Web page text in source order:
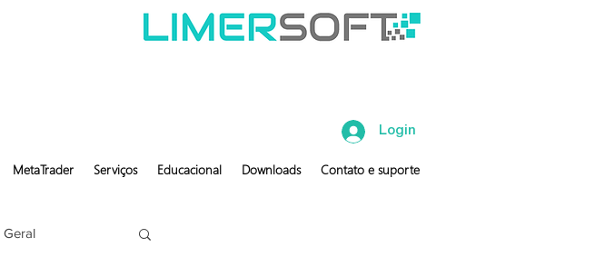
Login
MetaTrader Serviços Educacional Downloads Contato e suporte
Geral